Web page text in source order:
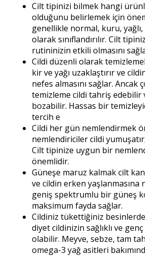
Cilt tipinizi bilmek hangi
olduğunu belirlemek için
genellikle normal, kuru,
olarak sınıflandırılır. Cilt
rutininizin etkili olmasını
Cildi düzenli olarak
kir ve yağı uzaklaştırır ve
nefes almasını sağlar. Ancak
temizleme cildi tahriş edebilir
bozabilir. Hassas bir
tercih e
Cildi her gün nemlendirmek
nemlendiriciler cildi
Cilt tipinize uygun bir
önemlidir.
Güneşe maruz kalmak cilt
ve cildin erken
geniş spektrumlu bir güneş
maksimum fayda sağlar.
Cildiniz tükettiğiniz
diyet cildinizin sağlıklı ve
olabilir. Meyve, sebze, tam
omega-3 yağ asitleri